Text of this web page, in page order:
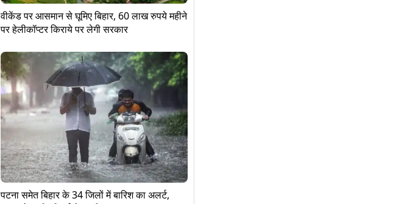
वीकेंड पर आसमान से घूमिए बिहार, 60 लाख रुपये महीने
पर हेलीकॉप्टर किराये पर लेगी सरकार
पटना समेत बिहार के 34 जिलों में बारिश का अलर्ट,